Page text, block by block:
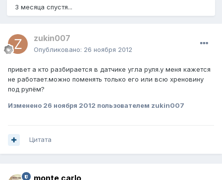
3 месяца спустя...
zukin007
Опубликовано: 26 ноября 2012
привет а кто разбирается в датчике угла руля.у меня кажется
не работает.можно поменять только его или всю хреновину
под рулём?
Изменено 26 ноября 2012 пользователем zukin007
Цитата